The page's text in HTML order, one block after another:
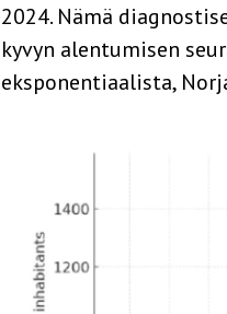
2024. Nämä
kyvyn alentumisen
eksponentiaalista,